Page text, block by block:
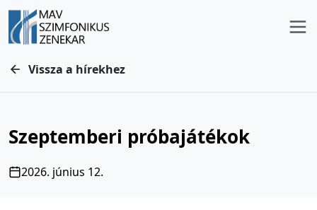
Vissza a hírekhez
Szeptemberi próbajátékok
2026. június 12.